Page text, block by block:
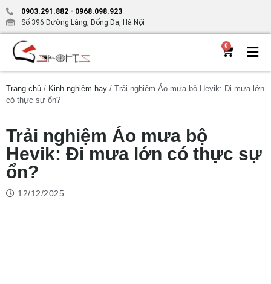
0903.291.882 - 0968.098.923
Số 396 Đường Láng, Đống Đa, Hà Nội
0
Trang chủ / Kinh nghiệm hay / Trải nghiệm Áo mưa bộ Hevik: Đi mưa lớn
có thực sự ổn?
Trải nghiệm Áo mưa bộ
Hevik: Đi mưa lớn có thực sự
ổn?
12/12/2025